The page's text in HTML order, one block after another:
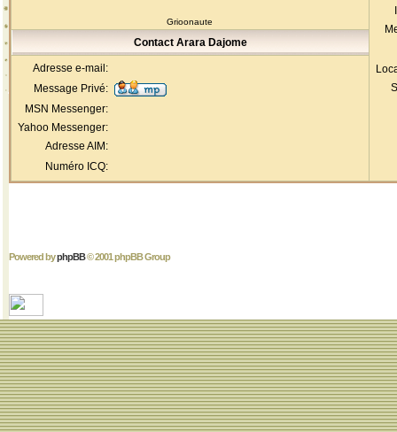
Grioonaute
Contact Arara Dajome
Adresse e-mail:
Message Privé:
MSN Messenger:
Yahoo Messenger:
Adresse AIM:
Numéro ICQ:
Powered byphpBB© 2001 phpBB Group